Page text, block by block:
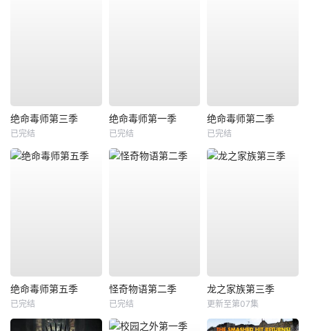
绝命毒师第三季
已完结
绝命毒师第一季
已完结
绝命毒师第二季
已完结
绝命毒师第五季
已完结
怪奇物语第二季
已完结
龙之家族第三季
更新至第07集